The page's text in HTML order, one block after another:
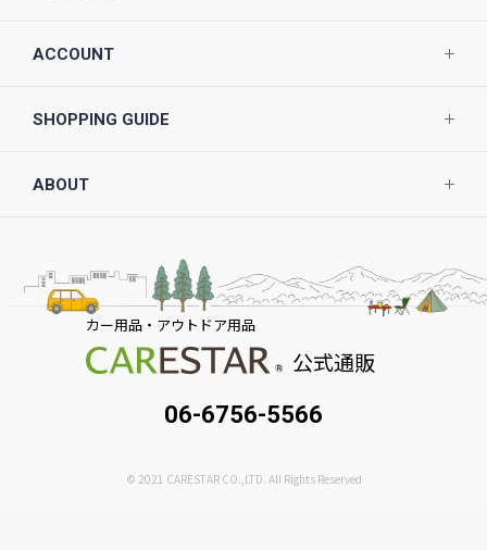
ACCOUNT
SHOPPING GUIDE
ABOUT
カー用品・アウトドア用品
公式通販
06-6756-5566
© 2021 CARESTAR CO.,LTD. All Rights Reserved